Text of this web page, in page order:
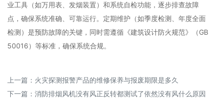
业工具（如万用表、发烟装置）和系统自检功能，逐步排查故障
点，确保系统准确、可靠运行。定期维护（如季度检测、年度全面
检测）是预防故障的关键，同时需遵循《建筑设计防火规范》（GB
50016）等标准，确保系统合规。
上一篇： 火灾探测报警产品的维修保养与报废期限是多久
下一篇： 消防排烟风机没有风正反转都测试了依然没有风什么原因